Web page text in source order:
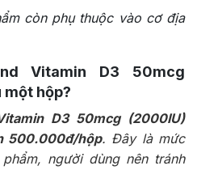
còn phụ thuộc vào cơ địa
Vitamin D3 50mcg
một hộp?
D3 50mcg (2000IU)
500.000đ/hộp. Đây là mức
người dùng nên tránh